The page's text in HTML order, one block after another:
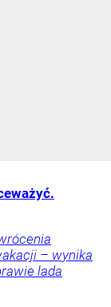
– wynika
lada